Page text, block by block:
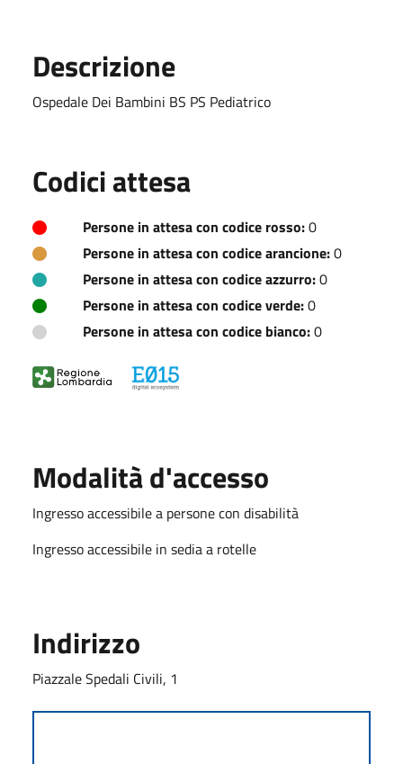
Descrizione
Ospedale Dei Bambini BS PS Pediatrico
Codici attesa
Persone in attesa con codice rosso:0
Persone in attesa con codice arancione:0
Persone in attesa con codice azzurro:0
Persone in attesa con codice verde:0
Persone in attesa con codice bianco:0
Modalità d'accesso
Ingresso accessibile a persone con disabilità
Ingresso accessibile in sedia a rotelle
Indirizzo
Piazzale Spedali Civili, 1